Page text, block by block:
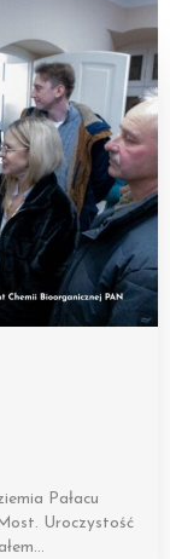
Pałacu
Uroczystość